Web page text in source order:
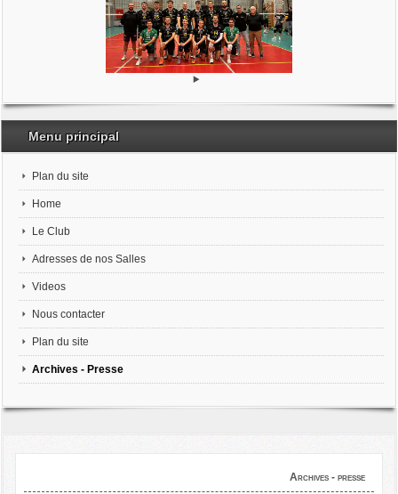
Menu principal
Plan du site
Home
Le Club
Adresses de nos Salles
Videos
Nous contacter
Plan du site
Archives - Presse
Archives - presse